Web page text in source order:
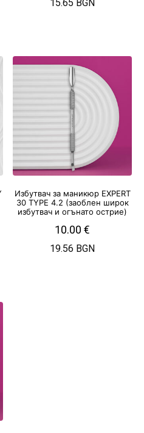
15.65 BGN
Избутвач за маникюр EXPERT
30 TYPE 4.2 (заоблен широк
избутвач и огънато острие)
10.00€
19.56 BGN